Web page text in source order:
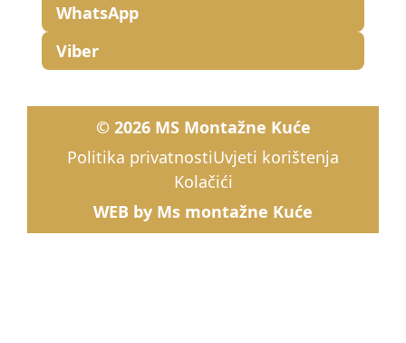
WhatsApp
Viber
© 2026 MS Montažne Kuće
Politika privatnostiUvjeti korištenja
Kolačići
WEB by Ms montažne Kuće